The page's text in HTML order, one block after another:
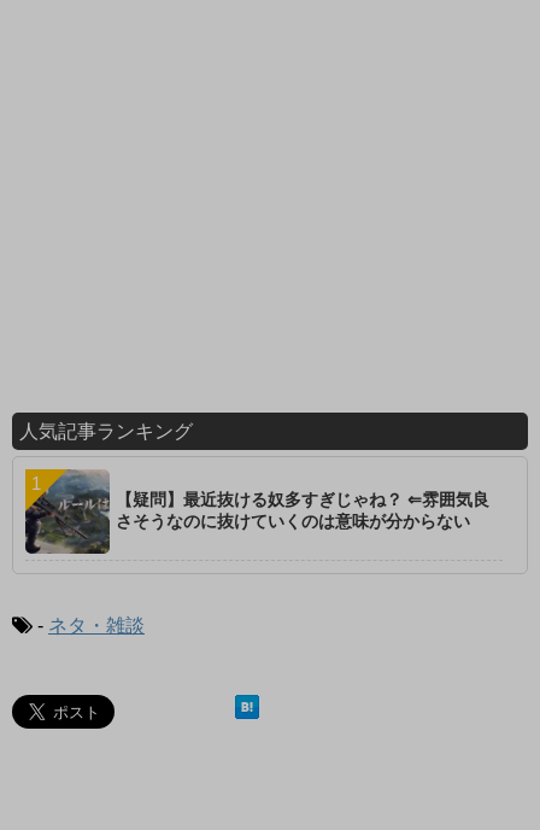
人気記事ランキング
【疑問】最近抜ける奴多すぎじゃね？ ⇐雰囲気良
さそうなのに抜けていくのは意味が分からない
- ネタ・雑談